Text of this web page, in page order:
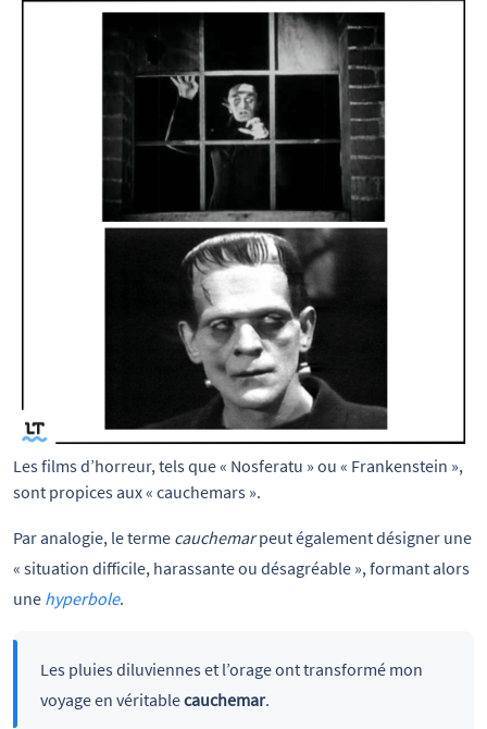
Les films d’horreur, tels que « Nosferatu » ou « Frankenstein »,
sont propices aux « cauchemars ».
Par analogie, le terme cauchemarpeut également désigner une
« situation difficile, harassante ou désagréable », formant alors
une hyperbole.
Les pluies diluviennes et l’orage ont transformé mon
voyage en véritablecauchemar.